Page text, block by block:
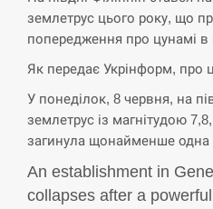
СЕРПЕНЬ
14:53
Экс-послу в США
подозрение и
СЕРПЕНЬ
14:40
У Росії розгортається
Reuters
землетрус цього року, що
попередження про цунамі в
Як передає Укрінформ, про
У понеділок, 8 червня, на
землетрус із магнітудою
загинула щонайменше
An establishment in
collapses after a